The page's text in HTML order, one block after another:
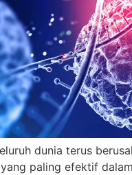
dunia terus
paling efektif